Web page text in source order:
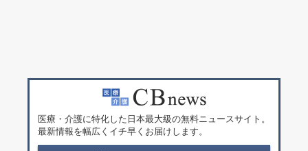
医療・介護に特化した日本最大級の無料ニュースサイト。
最新情報を幅広くイチ早くお届けします。